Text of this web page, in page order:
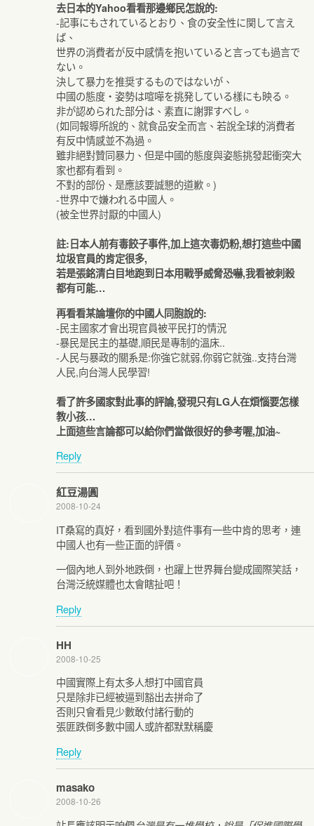
去日本的Yahoo看看那邊鄉民怎說的:
-記事にもされているとおり、食の安全性に関して言え
ば、
世界の消費者が反中感情を抱いていると言っても過言で
ない。
決して暴力を推奨するものではないが、
中國の態度・姿勢は喧嘩を挑発している樣にも映る。
非が認められた部分は、素直に謝罪すべし。
(如同報導所說的、就食品安全而言、若說全球的消費者
有反中情感並不為過。
雖非絕對贊同暴力、但是中國的態度與姿態挑發起衝突大
家也都有看到。
不對的部份、是應該要誠懇的道歉。)
-世界中で嫌われる中國人。
(被全世界討厭的中國人)
註:日本人前有毒餃子事件,加上這次毒奶粉,想打這些中國
垃圾官員的肯定很多,
若是張銘清白目地跑到日本用戰爭威脅恐嚇,我看被刺殺
都有可能…
再看看某論壇你的中國人同胞說的:
-民主國家才會出現官員被平民打的情況
-暴民是民主的基礎,順民是專制的溫床..
-人民与暴政的關系是:你強它就弱,你弱它就強..支持台灣
人民,向台灣人民學習!
看了許多國家對此事的評論,發現只有LG人在煩惱要怎樣
教小孩…
上面這些言論都可以給你們當做很好的參考喔,加油~
Reply
紅豆湯圓
2008-10-24
IT桑寫的真好，看到國外對這件事有一些中肯的思考，連
中國人也有一些正面的評價。
一個內地人到外地跌倒，也躍上世界舞台變成國際笑話，
台灣泛統媒體也太會瞎扯吧！
Reply
HH
2008-10-25
中國實際上有太多人想打中國官員
只是除非已經被逼到豁出去拼命了
否則只會看見少數敢付諸行動的
張匪跌倒多數中國人或許都默默稱慶
Reply
masako
2008-10-26